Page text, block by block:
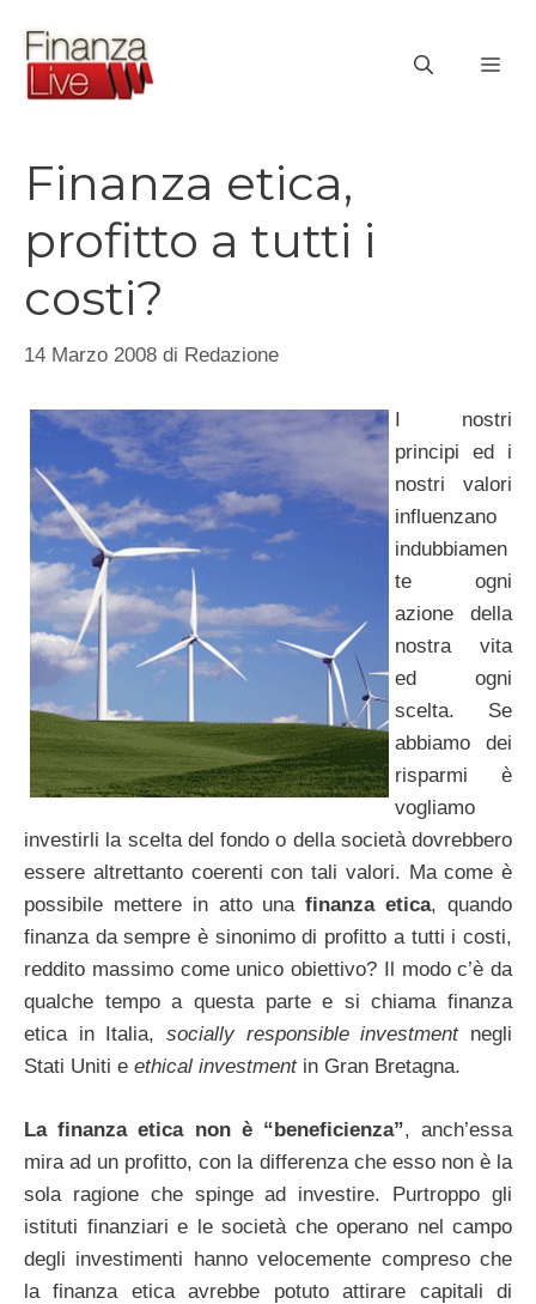
contenuto
Finanza etica,
profitto a tutti i
costi?
14 Marzo 2008 di Redazione
I nostri
principi ed i
nostri valori
influenzano
indubbiamen
te ogni
azione della
nostra vita
ed ogni
scelta. Se
abbiamo dei
risparmi è
vogliamo
investirli la scelta del fondo o della società dovrebbero
essere altrettanto coerenti con tali valori. Ma come è
possibile mettere in atto unafinanza etica, quando
finanza da sempre è sinonimo di profitto a tutti i costi,
reddito massimo come unico obiettivo? Il modo c’è da
qualche tempo a questa parte e si chiama finanza
etica in Italia, socially responsible investmentnegli
Stati Uniti e ethical investmentin Gran Bretagna.
La finanza etica non è “beneficienza”, anch’essa
mira ad un profitto, con la differenza che esso non è la
sola ragione che spinge ad investire. Purtroppo gli
istituti finanziari e le società che operano nel campo
degli investimenti hanno velocemente compreso che
la finanza etica avrebbe potuto attirare capitali di